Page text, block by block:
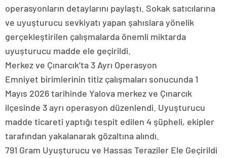
operasyonların detaylarını paylaştı. Sokak satıcılarına
ve uyuşturucu sevkiyatı yapan şahıslara yönelik
gerçekleştirilen çalışmalarda önemli miktarda
uyuşturucu madde ele geçirildi.
Merkez ve Çınarcık’ta 3 Ayrı Operasyon
Emniyet birimlerinin titiz çalışmaları sonucunda 1
Mayıs 2026 tarihinde Yalova merkez ve Çınarcık
ilçesinde 3 ayrı operasyon düzenlendi. Uyuşturucu
madde ticareti yaptığı tespit edilen 4 şüpheli, ekipler
tarafından yakalanarak gözaltına alındı.
791 Gram Uyuşturucu ve Hassas Teraziler Ele Geçirildi